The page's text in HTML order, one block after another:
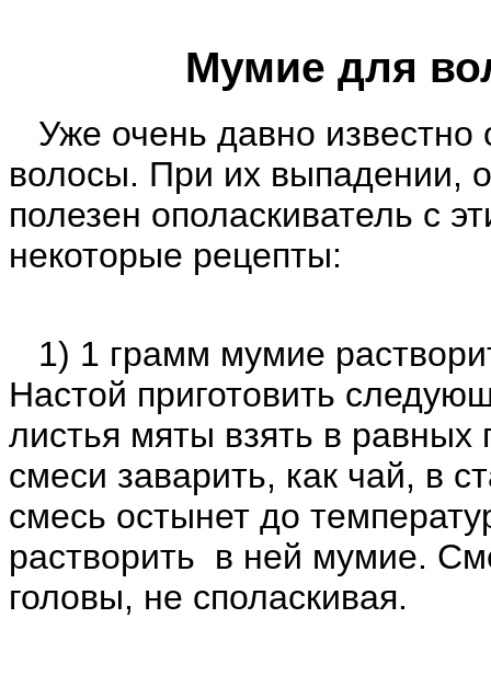
Мумие для
Уже очень давно известно
волосы. При их выпадении,
полезен ополаскиватель с
некоторые рецепты:
1) 1 грамм мумие
Настой приготовить
листья мяты взять в равных
смеси заварить, как чай, в
смесь остынет до
растворить в ней мумие.
головы, не споласкивая.